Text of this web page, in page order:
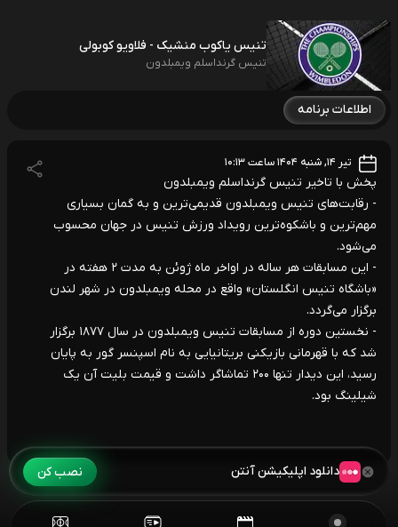
تنیس یاکوب منشیک - فلاویو کوبولی
تنیس گرنداسلم ویمبلدون
اطلاعات برنامه
تیر ۱۴, شنبه ۱۴۰۴ ساعت ۱۰:۱۳
پخش با تاخیر تنیس گرنداسلم ویمبلدون
- رقابت‌های تنیس ویمبلدون قدیمی‌ترین و به گمان بسیاری
مهم‌ترین و باشکوه‌ترین رویداد ورزش تنیس در جهان محسوب
می‌شود.
- این مسابقات هر ساله در اواخر ماه ژوئن به مدت ۲ هفته در
«باشگاه تنیس انگلستان» واقع در محله ویمبلدون در شهر لندن
برگزار می‌گردد.
- نخستین دوره از مسابقات تنیس ویمبلدون در سال ۱۸۷۷ برگزار
شد که با قهرمانی بازیکنی بریتانیایی به نام اسپنسر گور به پایان
رسید، این دیدار تنها ۲۰۰ تماشاگر داشت و قیمت بلیت آن یک
شیلینگ بود.
دانلود اپلیکیشن آنتن نصب کن